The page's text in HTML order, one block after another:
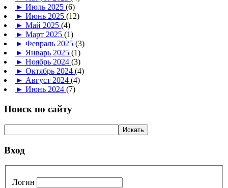
► Июль 2025 (6)
► Июнь 2025 (12)
► Май 2025 (4)
► Март 2025 (1)
► Февраль 2025 (3)
► Январь 2025 (1)
► Ноябрь 2024 (3)
► Октябрь 2024 (4)
► Август 2024 (4)
► Июнь 2024 (7)
Поиск по сайту
Вход
Логин